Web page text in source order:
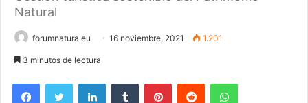
Natural
forumnatura.eu 16 noviembre, 2021 1.201
3 minutos de lectura
FacebookTwitter LinkedInTumblr PinterestReddit WhatsApp